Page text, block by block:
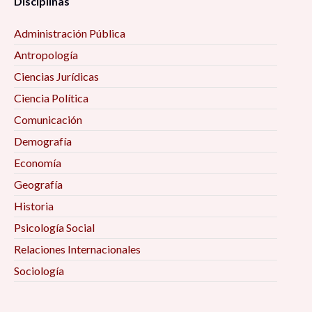
Administración Pública
Antropología
Ciencias Jurídicas
Ciencia Política
Comunicación
Demografía
Economía
Geografía
Historia
Psicología Social
Relaciones Internacionales
Sociología